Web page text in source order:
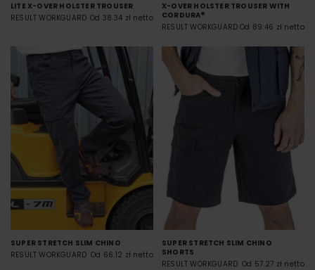
LITE X-OVER HOLSTER TROUSER
RESULT WORKGUARD Od 38.34 zł netto
X-OVER HOLSTER TROUSER WITH
CORDURA®
RESULT WORKGUARD Od 89.46 zł netto
SUPER STRETCH SLIM CHINO
RESULT WORKGUARD Od 66.12 zł netto
SUPER STRETCH SLIM CHINO
SHORTS
RESULT WORKGUARD Od 57.27 zł netto